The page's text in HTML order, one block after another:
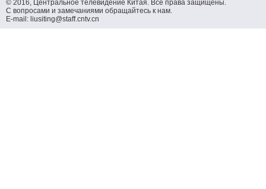
© 2016, Центральное телевидение Китая. Все права защищены.
С вопросами и замечаниями обращайтесь к нам.
E-mail: liusiting@staff.cntv.cn